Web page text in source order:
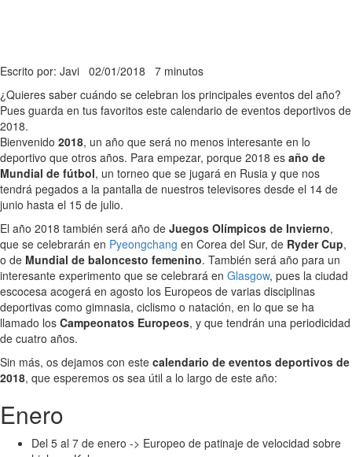
Escrito por: Javi 02/01/2018 7 minutos
¿Quieres saber cuándo se celebran los principales eventos del año?
Pues guarda en tus favoritos este calendario de eventos deportivos de
2018.
Bienvenido 2018, un año que será no menos interesante en lo
deportivo que otros años. Para empezar, porque 2018 es año de
Mundial de fútbol, un torneo que se jugará en Rusia y que nos
tendrá pegados a la pantalla de nuestros televisores desde el 14 de
junio hasta el 15 de julio.
El año 2018 también será año de Juegos Olímpicos de Invierno,
que se celebrarán en Pyeongchang en Corea del Sur, de Ryder Cup,
o de Mundial de baloncesto femenino. También será año para un
interesante experimento que se celebrará en Glasgow, pues la ciudad
escocesa acogerá en agosto los Europeos de varias disciplinas
deportivas como gimnasia, ciclismo o natación, en lo que se ha
llamado los Campeonatos Europeos, y que tendrán una periodicidad
de cuatro años.
Sin más, os dejamos con este calendario de eventos deportivos de
2018, que esperemos os sea útil a lo largo de este año:
Enero
Del 5 al 7 de enero -> Europeo de patinaje de velocidad sobre